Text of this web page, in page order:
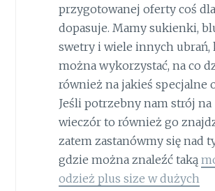
przygotowanej oferty coś
dopasuje. Mamy sukienki,
swetry i wiele innych ubrań,
można wykorzystać, na co
również na jakieś specjalne
Jeśli potrzebny nam strój na
wieczór to również go
zatem zastanówmy się nad
gdzie można znaleźć taką
odzież plus size w dużych